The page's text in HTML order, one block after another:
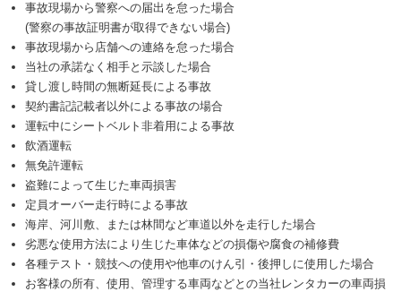
事故現場から警察への届出を怠った場合
(警察の事故証明書が取得できない場合)
事故現場から店舗への連絡を怠った場合
当社の承諾なく相手と示談した場合
貸し渡し時間の無断延長による事故
契約書記記載者以外による事故の場合
運転中にシートベルト非着用による事故
飲酒運転
無免許運転
盗難によって生じた車両損害
定員オーバー走行時による事故
海岸、河川敷、または林間など車道以外を走行した場合
劣悪な使用方法により生じた車体などの損傷や腐食の補修費
各種テスト・競技への使用や他車のけん引・後押しに使用した場合
お客様の所有、使用、管理する車両などとの当社レンタカーの車両損